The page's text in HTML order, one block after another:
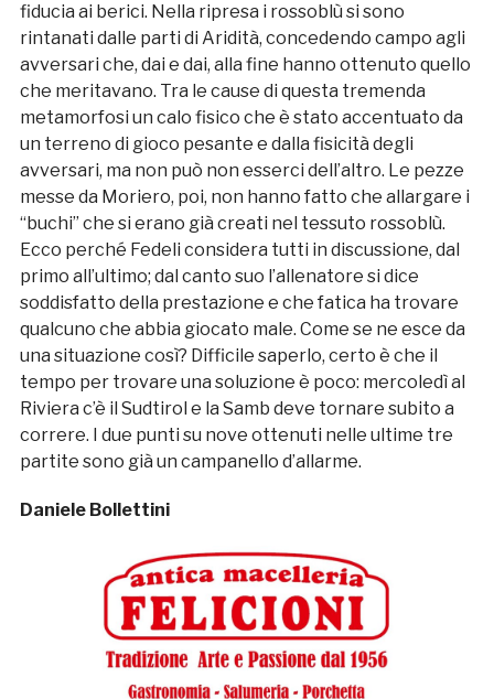
fiducia ai berici. Nella ripresa i rossoblù si sono
rintanati dalle parti di Aridità, concedendo campo agli
avversari che, dai e dai, alla fine hanno ottenuto quello
che meritavano. Tra le cause di questa tremenda
metamorfosi un calo fisico che è stato accentuato da
un terreno di gioco pesante e dalla fisicità degli
avversari, ma non può non esserci dell’altro. Le pezze
messe da Moriero, poi, non hanno fatto che allargare i
“buchi” che si erano già creati nel tessuto rossoblù.
Ecco perché Fedeli considera tutti in discussione, dal
primo all’ultimo; dal canto suo l’allenatore si dice
soddisfatto della prestazione e che fatica ha trovare
qualcuno che abbia giocato male. Come se ne esce da
una situazione così? Difficile saperlo, certo è che il
tempo per trovare una soluzione è poco: mercoledì al
Riviera c’è il Sudtirol e la Samb deve tornare subito a
correre. I due punti su nove ottenuti nelle ultime tre
partite sono già un campanello d’allarme.
Daniele Bollettini